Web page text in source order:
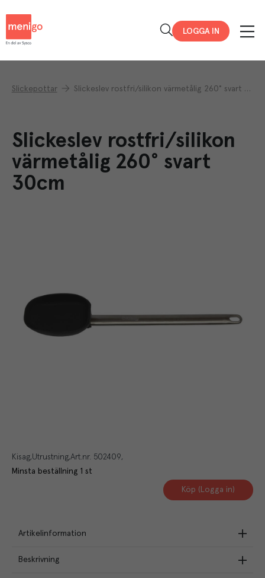
LOGGA IN
Slickepottar Slickeslev rostfri/silikon värmetålig 260° svart 30cm
Slickeslev rostfri/silikon
värmetålig 260° svart
30cm
Kisag Utrustning Art.nr. 502409
Minsta beställning 1 st
Köp (Logga in)
Artikelinformation
Beskrivning